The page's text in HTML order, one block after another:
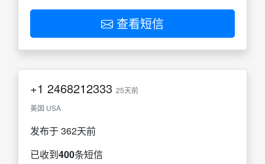
查看短信
+1 2468212333 25天前
美国 USA
发布于 362天前
已收到400条短信